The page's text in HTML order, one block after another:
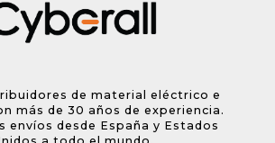
de material eléctrico e
más de 30 años de experiencia.
envíos desde España y Estados